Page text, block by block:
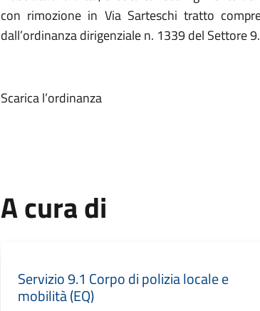
con rimozione in Via Sarteschi tratto
dall’ordinanza dirigenziale n. 1339 del Settore 9.
Scarica l’ordinanza
A cura di
Servizio 9.1 Corpo di polizia locale e
mobilità (EQ)